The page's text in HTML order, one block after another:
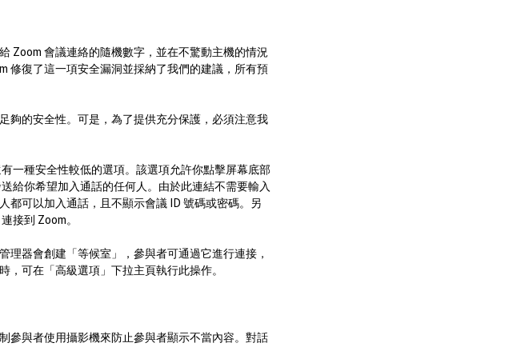
Zoom 會議連絡的隨機數字，並在不驚動主機的情況
修復了這一項安全漏洞並採納了我們的建議，所有預
夠的安全性。可是，為了提供充分保護，必須注意我
一種安全性較低的選項。該選項允許你點擊屏幕底部
給你希望加入通話的任何人。由於此連結不需要輸入
都可以加入通話，且不顯示會議 ID 號碼或密碼。另
接到 Zoom。
理器會創建「等候室」，參與者可通過它進行連接，
可在「高級選項」下拉主頁執行此操作。
參與者使用攝影機來防止參與者顯示不當內容。對話